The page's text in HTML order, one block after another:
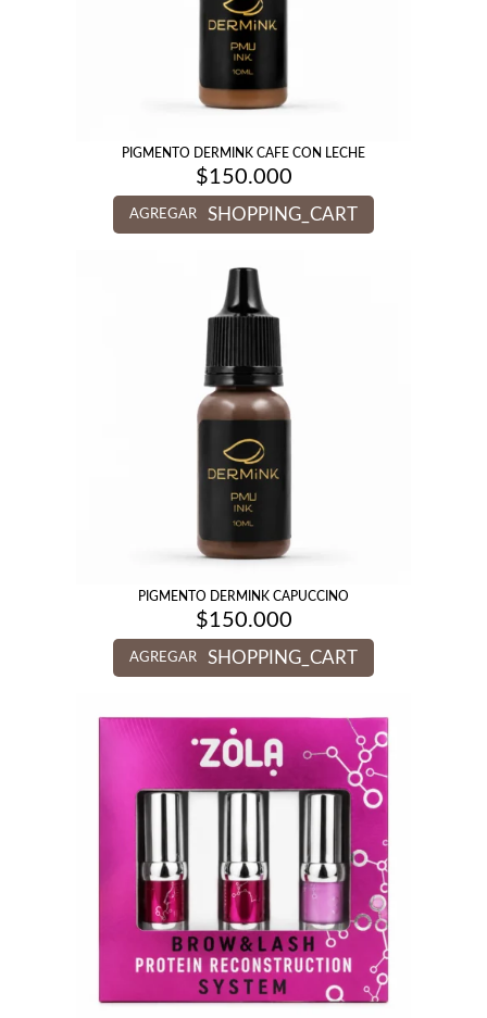
PIGMENTO DERMINK CAFE CON LECHE
$150.000
AGREGAR SHOPPING_CART
PIGMENTO DERMINK CAPUCCINO
$150.000
AGREGAR SHOPPING_CART